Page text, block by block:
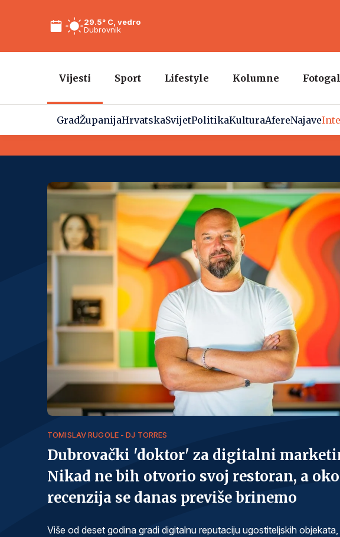
29.5° C, vedro
Dubrovnik
Vijesti
GradŽupanijaHrvatskaSvijetPolitikaKulturaAfereNajave
Sport Lifestyle Kolumne
TOMISLAV RUGOLE - DJ TORRES
Dubrovački 'doktor' za digitalni
Nikad ne bih otvorio svoj restoran, a oko
recenzija se danas previše brinemo
Više od deset godina gradi digitalnu reputaciju ugostiteljskih objekata,